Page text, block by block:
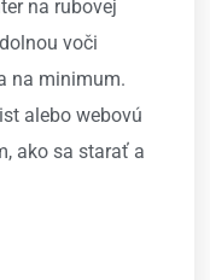
na rubovej
voči
na minimum.
alebo webovú
ako sa starať a